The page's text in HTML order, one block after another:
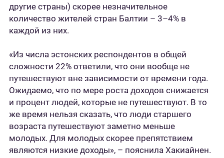
другие страны) скорее незначительное
количество жителей стран Балтии – 3–4% в
каждой из них.
«Из числа эстонских респондентов в общей
сложности 22% ответили, что они вообще не
путешествуют вне зависимости от времени года.
Ожидаемо, что по мере роста доходов снижается
и процент людей, которые не путешествуют. В то
же время нельзя сказать, что люди старшего
возраста путешествуют заметно меньше
молодых. Для молодых скорее препятствием
являются низкие доходы», – пояснила Хакиайнен.